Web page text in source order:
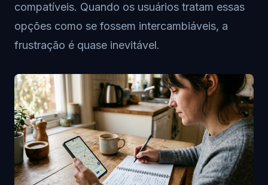
compatíveis. Quando os usuários tratam essas
opções como se fossem intercambiáveis, a
frustração é quase inevitável.